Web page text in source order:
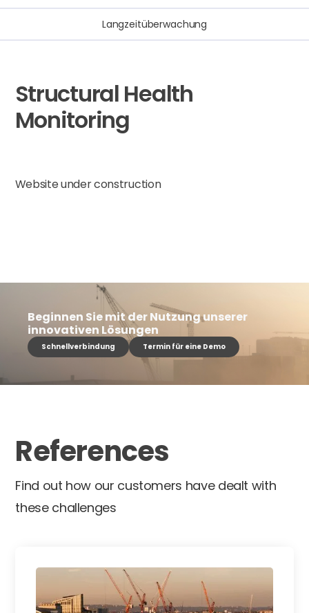
Langzeitüberwachung
Structural Health
Monitoring
Website under construction
Beginnen Sie mit der Nutzung unserer
innovativen Lösungen
Schnellverbindung Termin für eine Demo
References
Find out how our customers have dealt with
these challenges